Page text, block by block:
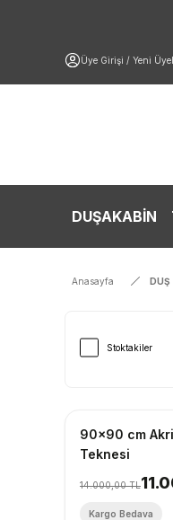
Üye Girişi / Yeni
DUŞAKABİN
Anasayfa DUŞ
Stoktakiler
90x90 cm
Teknesi
14.000,00 TL
Kargo Bedava